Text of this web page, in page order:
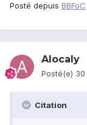
Posté depuis BBFoC
Alocaly
Posté(e)
Citation